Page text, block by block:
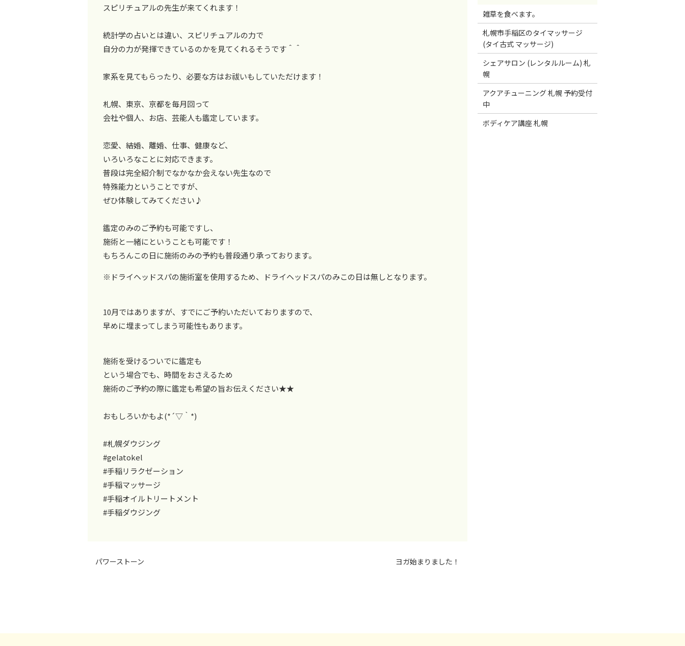
スピリチュアルの先生が来てくれます！
統計学の占いとは違い、スピリチュアルの力で
自分の力が発揮できているのかを見てくれるそうです＾＾
家系を見てもらったり、必要な方はお祓いもしていただけます！
札幌、東京、京都を毎月回って
会社や個人、お店、芸能人も鑑定しています。
恋愛、結婚、離婚、仕事、健康など、
いろいろなことに対応できます。
普段は完全紹介制でなかなか会えない先生なので
特殊能力ということですが、
ぜひ体験してみてください♪
鑑定のみのご予約も可能ですし、
施術と一緒にということも可能です！
もちろんこの日に施術のみの予約も普段通り承っております。
※ドライヘッドスパの施術室を使用するため、ドライヘッドスパのみこの日は無しとなります。
10月ではありますが、すでにご予約いただいておりますので、
早めに埋まってしまう可能性もあります。
施術を受けるついでに鑑定も
という場合でも、時間をおさえるため
施術のご予約の際に鑑定も希望の旨お伝えください★★
おもしろいかもよ(*´▽｀*)
#札幌ダウジング
#gelatokel
#手稲リラクゼーション
#手稲マッサージ
#手稲オイルトリートメント
#手稲ダウジング
パワーストーン ヨガ始まりました！
雑草を食べます。
札幌市手稲区のタイマッサージ
(タイ古式 マッサージ)
シェアサロン (レンタルルーム) 札
幌
アクアチューニング 札幌 予約受付
中
ボディケア講座 札幌